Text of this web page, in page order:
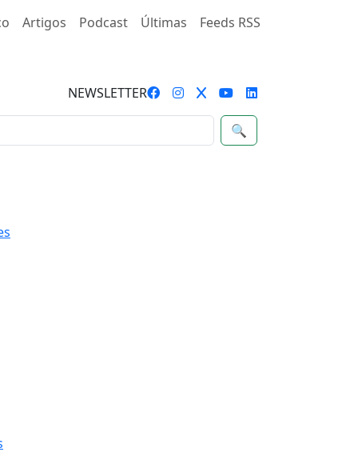
Artigos Podcast Últimas Feeds RSS
NEWSLETTER
🔍